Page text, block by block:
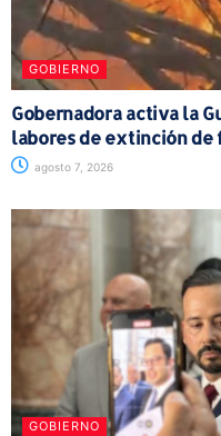
GOBIERNO
Gobernadora activa la
labores de extinción
agosto 7, 2026
GOBIERNO